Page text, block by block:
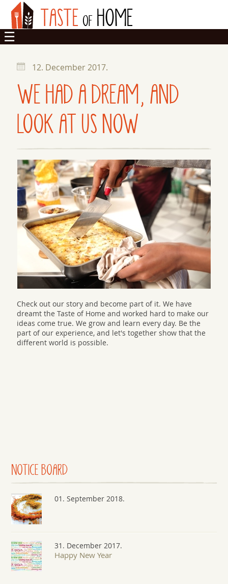
COOPERATIVE
12. December 2017.
WE HAD A DREAM, AND
LOOK AT US NOW
Check out our story and become part of it. We have
dreamt the Taste of Home and worked hard to make our
ideas come true. We grow and learn every day. Be the
part of our experience, and let's together show that the
different world is possible.
NOTICEBOARD
01. September 2018.
31. December 2017.
Happy New Year